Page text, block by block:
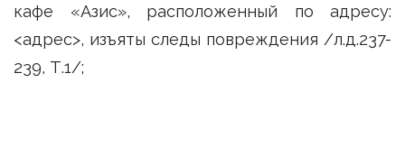
кафе «Азис», расположенный по адресу:
<адрес>, изъяты следы повреждения /л.д.237-
239, Т.1/;